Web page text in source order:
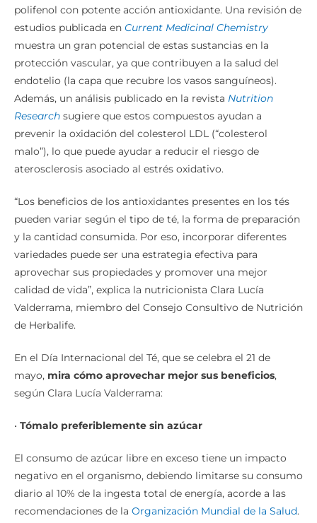
polifenol con potente acción antioxidante. Una revisión de
estudios publicada en Current Medicinal Chemistry
muestra un gran potencial de estas sustancias en la
protección vascular, ya que contribuyen a la salud del
endotelio (la capa que recubre los vasos sanguíneos).
Además, un análisis publicado en la revista Nutrition
Research sugiere que estos compuestos ayudan a
prevenir la oxidación del colesterol LDL (“colesterol
malo”), lo que puede ayudar a reducir el riesgo de
aterosclerosis asociado al estrés oxidativo.
“Los beneficios de los antioxidantes presentes en los tés
pueden variar según el tipo de té, la forma de preparación
y la cantidad consumida. Por eso, incorporar diferentes
variedades puede ser una estrategia efectiva para
aprovechar sus propiedades y promover una mejor
calidad de vida”, explica la nutricionista Clara Lucía
Valderrama, miembro del Consejo Consultivo de Nutrición
de Herbalife.
En el Día Internacional del Té, que se celebra el 21 de
mayo, mira cómo aprovechar mejor sus beneficios,
según Clara Lucía Valderrama:
• Tómalo preferiblemente sin azúcar
El consumo de azúcar libre en exceso tiene un impacto
negativo en el organismo, debiendo limitarse su consumo
diario al 10% de la ingesta total de energía, acorde a las
recomendaciones de la Organización Mundial de la Salud.